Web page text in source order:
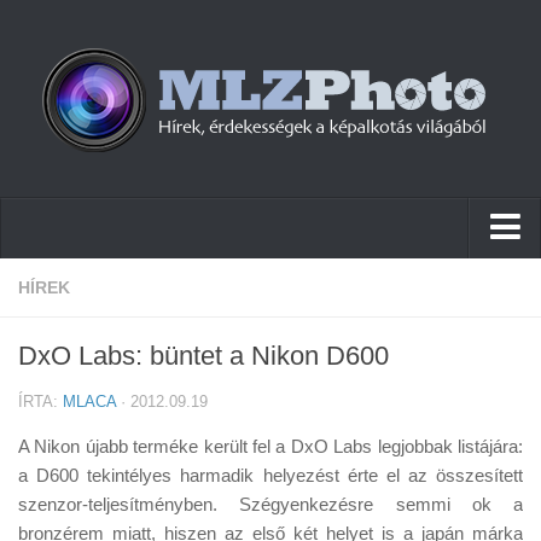
Hírek
Cikkek
Firmware
Tudástár
HÍREK
DxO Labs: büntet a Nikon D600
ÍRTA: MLACA· 2012.09.19
A Nikon újabb terméke került fel a DxO Labs legjobbak listájára:
a D600 tekintélyes harmadik helyezést érte el az összesített
szenzor-teljesítményben. Szégyenkezésre semmi ok a
bronzérem miatt, hiszen az első két helyet is a japán márka